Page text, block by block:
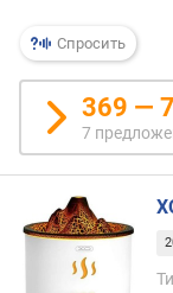
х
к
д
о
р
о
и
м
Спросить
369 —
7